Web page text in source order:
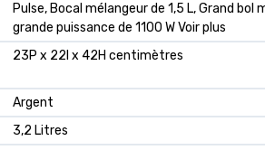
Pulse, Bocal mélangeur de 1,5 L, Grand bol
grande puissance de 1100 W Voir plus
23P x 22l x 42H centimètres
Argent
3,2 Litres